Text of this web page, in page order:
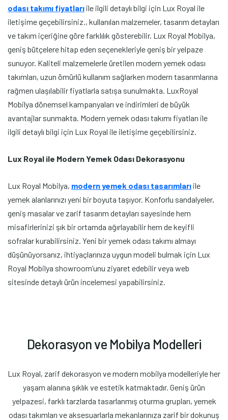
odası takımı fiyatları ile ilgili detaylı bilgi için Lux Royal ile
iletişime geçebilirsiniz., kullanılan malzemeler, tasarım detayları
ve takım içeriğine göre farklılık gösterebilir. Lux Royal Mobilya,
geniş bütçelere hitap eden seçenekleriyle geniş bir yelpaze
sunuyor. Kaliteli malzemelerle üretilen modern yemek odası
takımları, uzun ömürlü kullanım sağlarken modern tasarımlarına
rağmen ulaşılabilir fiyatlarla satışa sunulmakta. LuxRoyal
Mobilya dönemsel kampanyaları ve indirimleri de büyük
avantajlar sunmakta. Modern yemek odası takımı fiyatları ile
ilgili detaylı bilgi için Lux Royal ile iletişime geçebilirsiniz.
Lux Royal ile Modern Yemek Odası Dekorasyonu
Lux Royal Mobilya, modern yemek odası tasarımları ile
yemek alanlarınızı yeni bir boyuta taşıyor. Konforlu sandalyeler,
geniş masalar ve zarif tasarım detayları sayesinde hem
misafirlerinizi şık bir ortamda ağırlayabilir hem de keyifli
sofralar kurabilirsiniz. Yeni bir yemek odası takımı almayı
düşünüyorsanız, ihtiyaçlarınıza uygun modeli bulmak için Lux
Royal Mobilya showroom’unu ziyaret edebilir veya web
sitesinde detaylı ürün incelemesi yapabilirsiniz.
Dekorasyonve Mobilya Modelleri
Lux Royal, zarif dekorasyon ve modern mobilya modelleriyle her
yaşam alanına şıklık ve estetik katmaktadır. Geniş ürün
yelpazesi, farklı tarzlarda tasarlanmış oturma grupları, yemek
odası takımları ve aksesuarlarla mekanlarınıza zarif bir dokunuş